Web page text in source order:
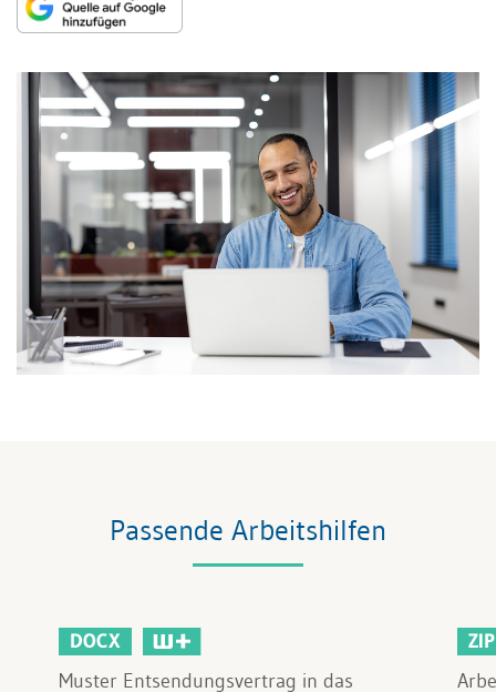
Passende Arbeitshilfen
DOCX
Muster Entsendungsvertrag in das
ZIP